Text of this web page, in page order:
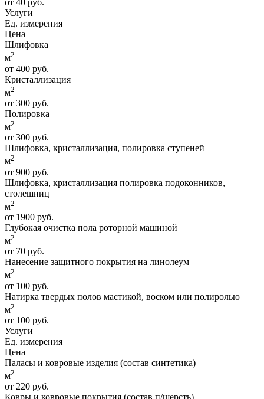
от 40 руб.
Услуги
Ед. измерения
Цена
Шлифовка
м2
от 400 руб.
Кристаллизация
м2
от 300 руб.
Полировка
м2
от 300 руб.
Шлифовка, кристаллизация, полировка ступеней
м2
от 900 руб.
Шлифовка, кристаллизация полировка подоконников,
столешниц
м2
от 1900 руб.
Глубокая очистка пола роторной машиной
м2
от 70 руб.
Нанесение защитного покрытия на линолеум
м2
от 100 руб.
Натирка твердых полов мастикой, воском или полиролью
м2
от 100 руб.
Услуги
Ед. измерения
Цена
Паласы и ковровые изделия (состав синтетика)
м2
от 220 руб.